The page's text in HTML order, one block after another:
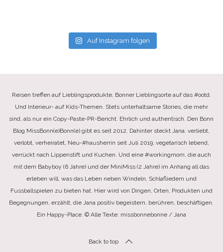
Auf Instagram folgen
Reisen treffen auf Lieblingsprodukte, Bonner Lieblingsorte auf das #ootd.
Und Interieur- auf Kids-Themen. Stets unterhaltsame Stories, die mehr
sind, als nur ein Copy-Paste-PR-Bericht. Ehrlich und authentisch. Den Bonn
Blog MissBonn(e)Bonn(e) gibt es seit 2012. Dahinter steckt Jana, verliebt,
verlobt, verheiratet, Neu-#hausherrin seit Juli 2019, vegetarisch lebend,
verrückt nach Lippenstift und Kuchen. Und eine #workingmom, die auch
mit dem Babyboy (6 Jahre) und der MiniMiss (2 Jahre) im Anhang all das
erleben will, was das Leben neben Windeln, Schlafliedern und
Fussballspielen zu bieten hat. Hier wird von Dingen, Orten, Produkten und
Begegnungen, erzählt, die Jana positiv begeistern, berühren, beschäftigen.
Ein Happy-Place. © Alle Texte: missbonnebonne / Jana
Back to top